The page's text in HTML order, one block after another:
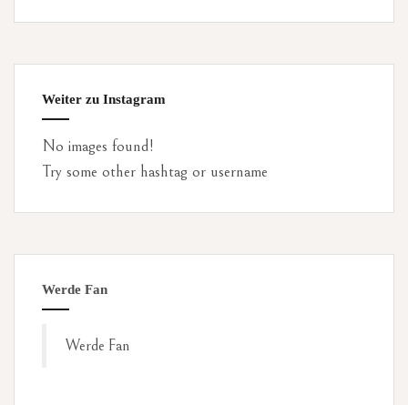
Weiter zu Instagram
No images found!
Try some other hashtag or username
Werde Fan
Werde Fan